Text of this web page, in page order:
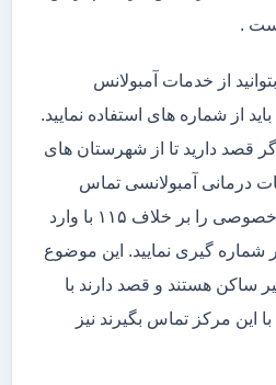
.
از خدمات آمبولانس
از شماره های استفاده نمایید.
قصد دارید تا از شهرستان های
درمانی آمبولانسی تماس
بگیرید باید تلفن آمبولانس خصوصی را بر خلاف ۱۱۵ با وارد
گیری نمایید. این موضوع
ساکن هستند و قصد دارند با
تلفن ثابت 02177878383 با این مرکز تماس بگیرند نیز